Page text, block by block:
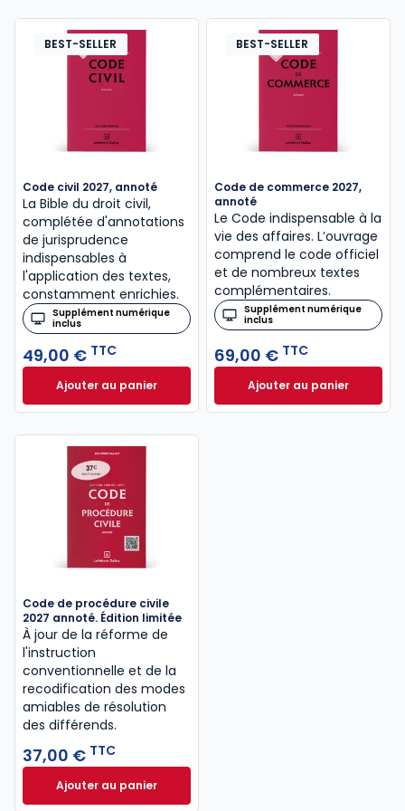
BEST-SELLER
Code civil 2027, annoté
La Bible du droit civil,
complétée d'annotations
de jurisprudence
indispensables à
l'application des textes,
constamment enrichies.
Supplément numérique
inclus
49,00 € TTC
Ajouter au panierCode civil 2027, annoté à 49,00 € TTC
BEST-SELLER
Code de commerce 2027,
annoté
Le Code indispensable à la
vie des affaires. L’ouvrage
comprend le code officiel
et de nombreux textes
complémentaires.
Supplément numérique
inclus
69,00 € TTC
Ajouter au panier
Code de
Code de procédure civile
2027 annoté. Édition limitée
À jour de la réforme de
l'instruction
conventionnelle et de la
recodification des modes
amiables de résolution
des différends.
37,00 € TTC
Ajouter au panierCode de procédure civile 2027 annoté. Édition